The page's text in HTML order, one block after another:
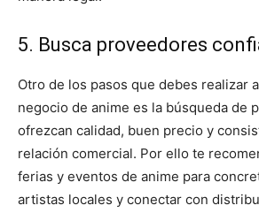
5. Busca proveedores
Otro de los pasos que debes realizar
negocio de anime es la búsqueda de
ofrezcan calidad, buen precio y
relación comercial. Por ello te
ferias y eventos de anime para
artistas locales y conectar con